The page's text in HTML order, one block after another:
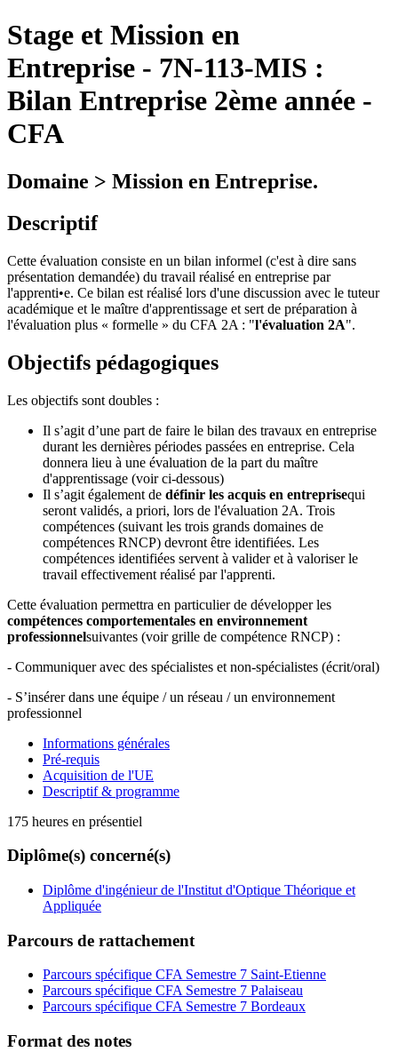
Stage et Mission en
Entreprise - 7N-113-MIS :
Bilan Entreprise 2ème année -
CFA
Domaine > Mission en Entreprise.
Descriptif
Cette évaluation consiste en un bilan informel (c'est à dire sans
présentation demandée) du travail réalisé en entreprise par
l'apprenti•e. Ce bilan est réalisé lors d'une discussion avec le tuteur
académique et le maître d'apprentissage et sert de préparation à
l'évaluation plus « formelle » du CFA 2A : "l'évaluation 2A".
Objectifs pédagogiques
Les objectifs sont doubles :
Il s’agit d’une part de faire le bilan des travaux en entreprise
durant les dernières périodes passées en entreprise. Cela
donnera lieu à une évaluation de la part du maître
d'apprentissage (voir ci-dessous)
Il s’agit également de définir les acquis en entreprisequi
seront validés, a priori, lors de l'évaluation 2A. Trois
compétences (suivant les trois grands domaines de
compétences RNCP) devront être identifiées. Les
compétences identifiées servent à valider et à valoriser le
travail effectivement réalisé par l'apprenti.
Cette évaluation permettra en particulier de développer les
compétences comportementales en environnement
professionnelsuivantes (voir grille de compétence RNCP) :
- Communiquer avec des spécialistes et non-spécialistes (écrit/oral)
- S’insérer dans une équipe / un réseau / un environnement
professionnel
Informations générales
Pré-requis
Acquisition de l'UE
Descriptif & programme
175 heures en présentiel
Diplôme(s) concerné(s)
Diplôme d'ingénieur de l'Institut d'Optique Théorique et
Appliquée
Parcours de rattachement
Parcours spécifique CFA Semestre 7 Saint-Etienne
Parcours spécifique CFA Semestre 7 Palaiseau
Parcours spécifique CFA Semestre 7 Bordeaux
Format des notes